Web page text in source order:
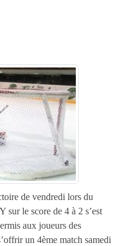
de vendredi lors du
sur le score de 4 à 2 s’est
aux joueurs des
un 4ème match samedi